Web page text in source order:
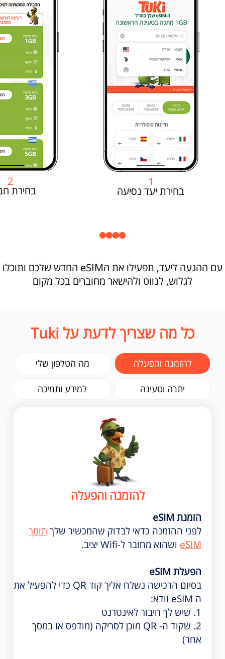
1
בחירת יעד נסיעה
2
בחירת
עם ההגעה ליעד, תפעילו את הeSIM החדש שלכם ותוכלו
לגלוש, לנווט ולהישאר מחוברים בכל מקום
כל מה שצריך לדעת על Tuki
להזמנה והפעלה מה הטלפון שלי
יתרה וטעינה למידע ותמיכה
להזמנה והפעלה
הזמנת eSIM
לפני ההזמנה כדאי לבדוק שהמכשיר שלך תומך
eSIM ושהוא מחובר ל-Wifi יציב.
הפעלת eSIM
בסיום הרכישה נשלח אליך קוד QR כדי להפעיל את
ה eSIM וודא:
1. שיש לך חיבור לאינטרנט
2. שקוד ה- QR מוכן לסריקה (מודפס או במסך
אחר)